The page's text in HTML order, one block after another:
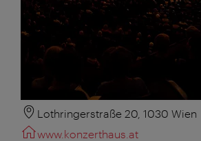
Lothringerstraße 20, 1030 Wien
www.konzerthaus.at